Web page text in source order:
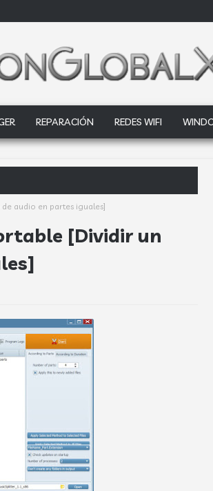
REPARACIÓN REDES WIFI
audio en partes iguales]
[Dividir un